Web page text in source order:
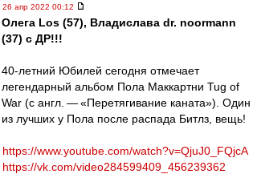
26 апр 2022 00:12
Олега Los (57), Владислава dr. noormann
(37) с ДР!!!
40-летний Юбилей сегодня отмечает
легендарный альбом Пола Маккартни Tug of
War (с англ. — «Перетягивание каната»). Один
из лучших у Пола после распада Битлз, вещь!
https://www.youtube.com/watch?v=QjuJ0_FQjcA
https://vk.com/video284599409_456239362